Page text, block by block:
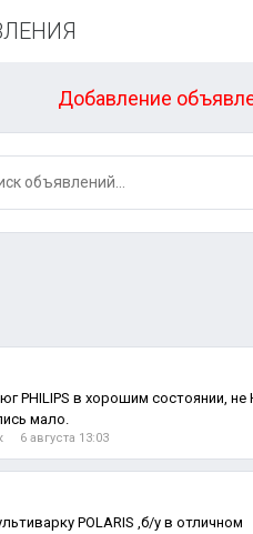
Добавление
PHILIPS в хорошим состоянии, не
мало.
6 августа 13:03
POLARIS ,б/у в отличном